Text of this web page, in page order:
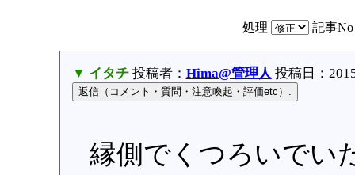
処理 記事
▼ イタチ投稿者： Hima@管理人 投稿日：
縁側でくつろいでい